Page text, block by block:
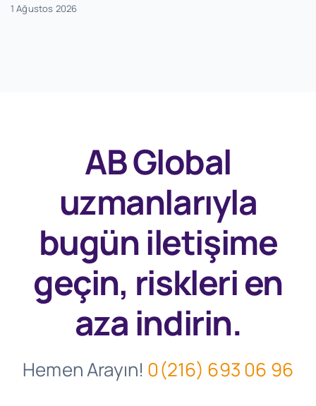
1 Ağustos 2026
AB Global
uzmanlarıyla
bugüniletişime
geçin, riskleri en
aza indirin.
Hemen Arayın! 0(216) 693 06 96